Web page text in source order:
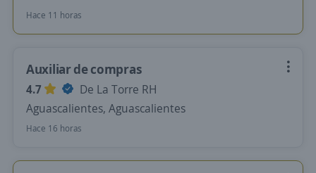
Hace 11 horas
Auxiliar de compras
4.7
De La Torre RH
Aguascalientes, Aguascalientes
Hace 16 horas